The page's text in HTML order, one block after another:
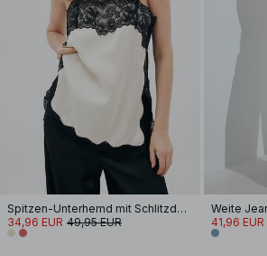
Spitzen-Unterhemd mit Schlitzdetail
34,96 EUR 49,95 EUR
41,96 EUR